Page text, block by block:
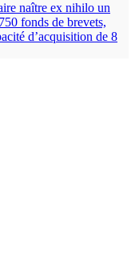
naître ex nihilo un
fonds de brevets,
d’acquisition de 8